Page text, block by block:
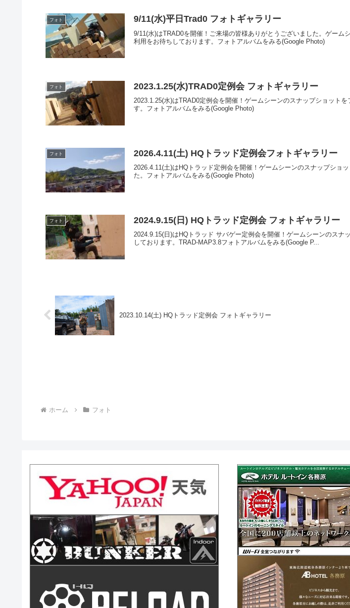
フォト 9/11(水)平日Trad0 フォトギャラリー
9/11(水)はTRAD0を開催！ご来場の皆様ありがとうございました。ゲー
利用をお待ちしております。フォトアルバムをみる(Google Photo)
フォト 2023.1.25(水)TRAD0定例会 フォトギャラリー
2023.1.25(水)はTRAD0定例会を開催！ゲームシーンのスナップショット
す。フォトアルバムをみる(Google Photo)
フォト 2026.4.11(土) HQトラッド定例会フォトギャラリー
2026.4.11(土)はHQトラッド定例会を開催！ゲームシーンのスナップショ
た。フォトアルバムをみる(Google Photo)
フォト 2024.9.15(日) HQトラッド定例会 フォトギャラリー
2024.9.15(日)はHQトラッド サバゲー定例会を開催！ゲームシーンのス
しております。TRAD-MAP3.8フォトアルバムをみる(Google P...
2023.10.14(土) HQトラッド定例会 フォトギャラリー
ホーム フォト